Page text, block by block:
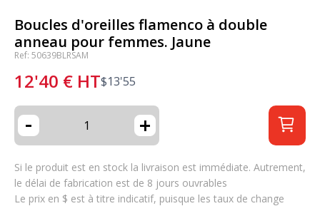
Boucles d'oreilles flamenco à double
anneau pour femmes. Jaune
Ref: 50639BLRSAM
12'40 € HT$13'55
- +
Si le produit est en stock la livraison est immédiate. Autrement,
le délai de fabrication est de 8 jours ouvrables
Le prix en $ est à titre indicatif, puisque les taux de change